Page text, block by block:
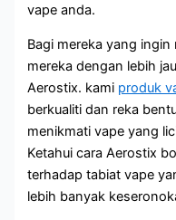
vape anda.
Bagi mereka yang
mereka dengan lebih
Aerostix. kami produk
berkualiti dan reka
menikmati vape yang
Ketahui cara Aerostix
terhadap tabiat vape
lebih banyak